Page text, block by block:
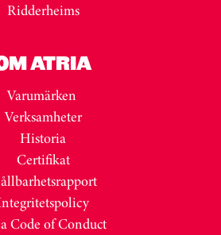
Ridderheims
ATRIA
Varumärken
Verksamheter
Historia
Certifikat
Code of Conduct